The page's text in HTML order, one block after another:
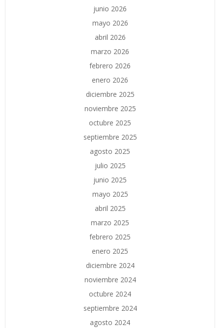
junio 2026
mayo 2026
abril 2026
marzo 2026
febrero 2026
enero 2026
diciembre 2025
noviembre 2025
octubre 2025
septiembre 2025
agosto 2025
julio 2025
junio 2025
mayo 2025
abril 2025
marzo 2025
febrero 2025
enero 2025
diciembre 2024
noviembre 2024
octubre 2024
septiembre 2024
agosto 2024